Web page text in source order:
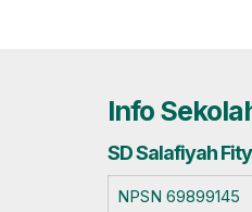
Info
SD Salafiyah
NPSN 69899145